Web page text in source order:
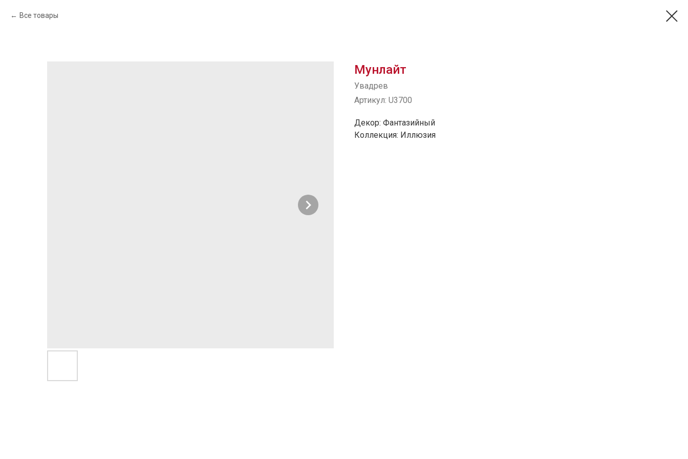
Все товары
Мунлайт
Увадрев
Артикул: U3700
Декор: Фантазийный
Коллекция: Иллюзия